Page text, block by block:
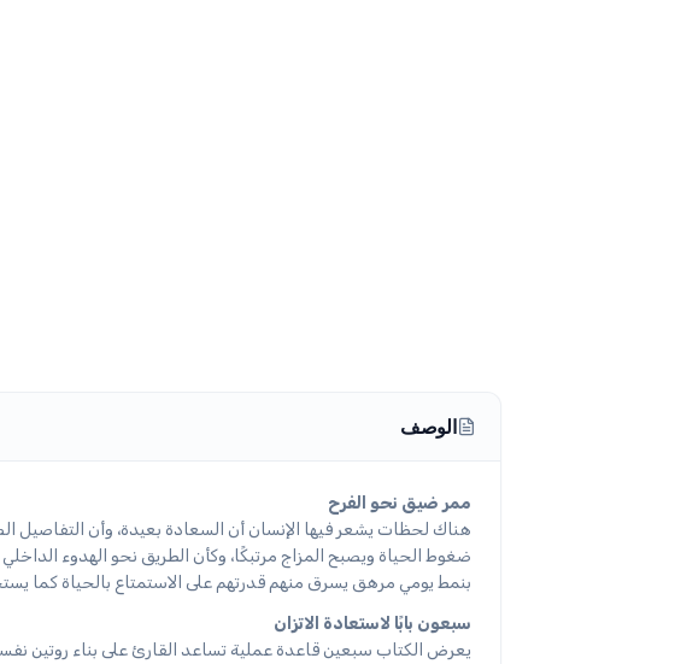
الوصف
ممر ضيق نحو الفرح
هناك لحظات يشعر فيها الإنسان أن السعادة بعيدة، وأن التفاصيل
ضغوط الحياة ويصبح المزاج مرتبكًا، وكأن الطريق نحو الهدوء
بنمط يومي مرهق يسرق منهم قدرتهم على الاستمتاع بالحياة كما
سبعون بابًا لاستعادة الاتزان
يعرض الكتاب سبعين قاعدة عملية تساعد القارئ على بناء روتين